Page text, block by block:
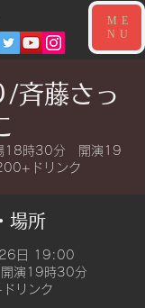
ME
NU
/斉藤さっ
18時30分 開演19
ドリンク
場所
日 19:00
演19時30分
リンク